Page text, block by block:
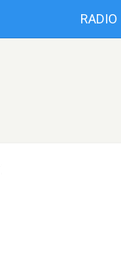
RADIO